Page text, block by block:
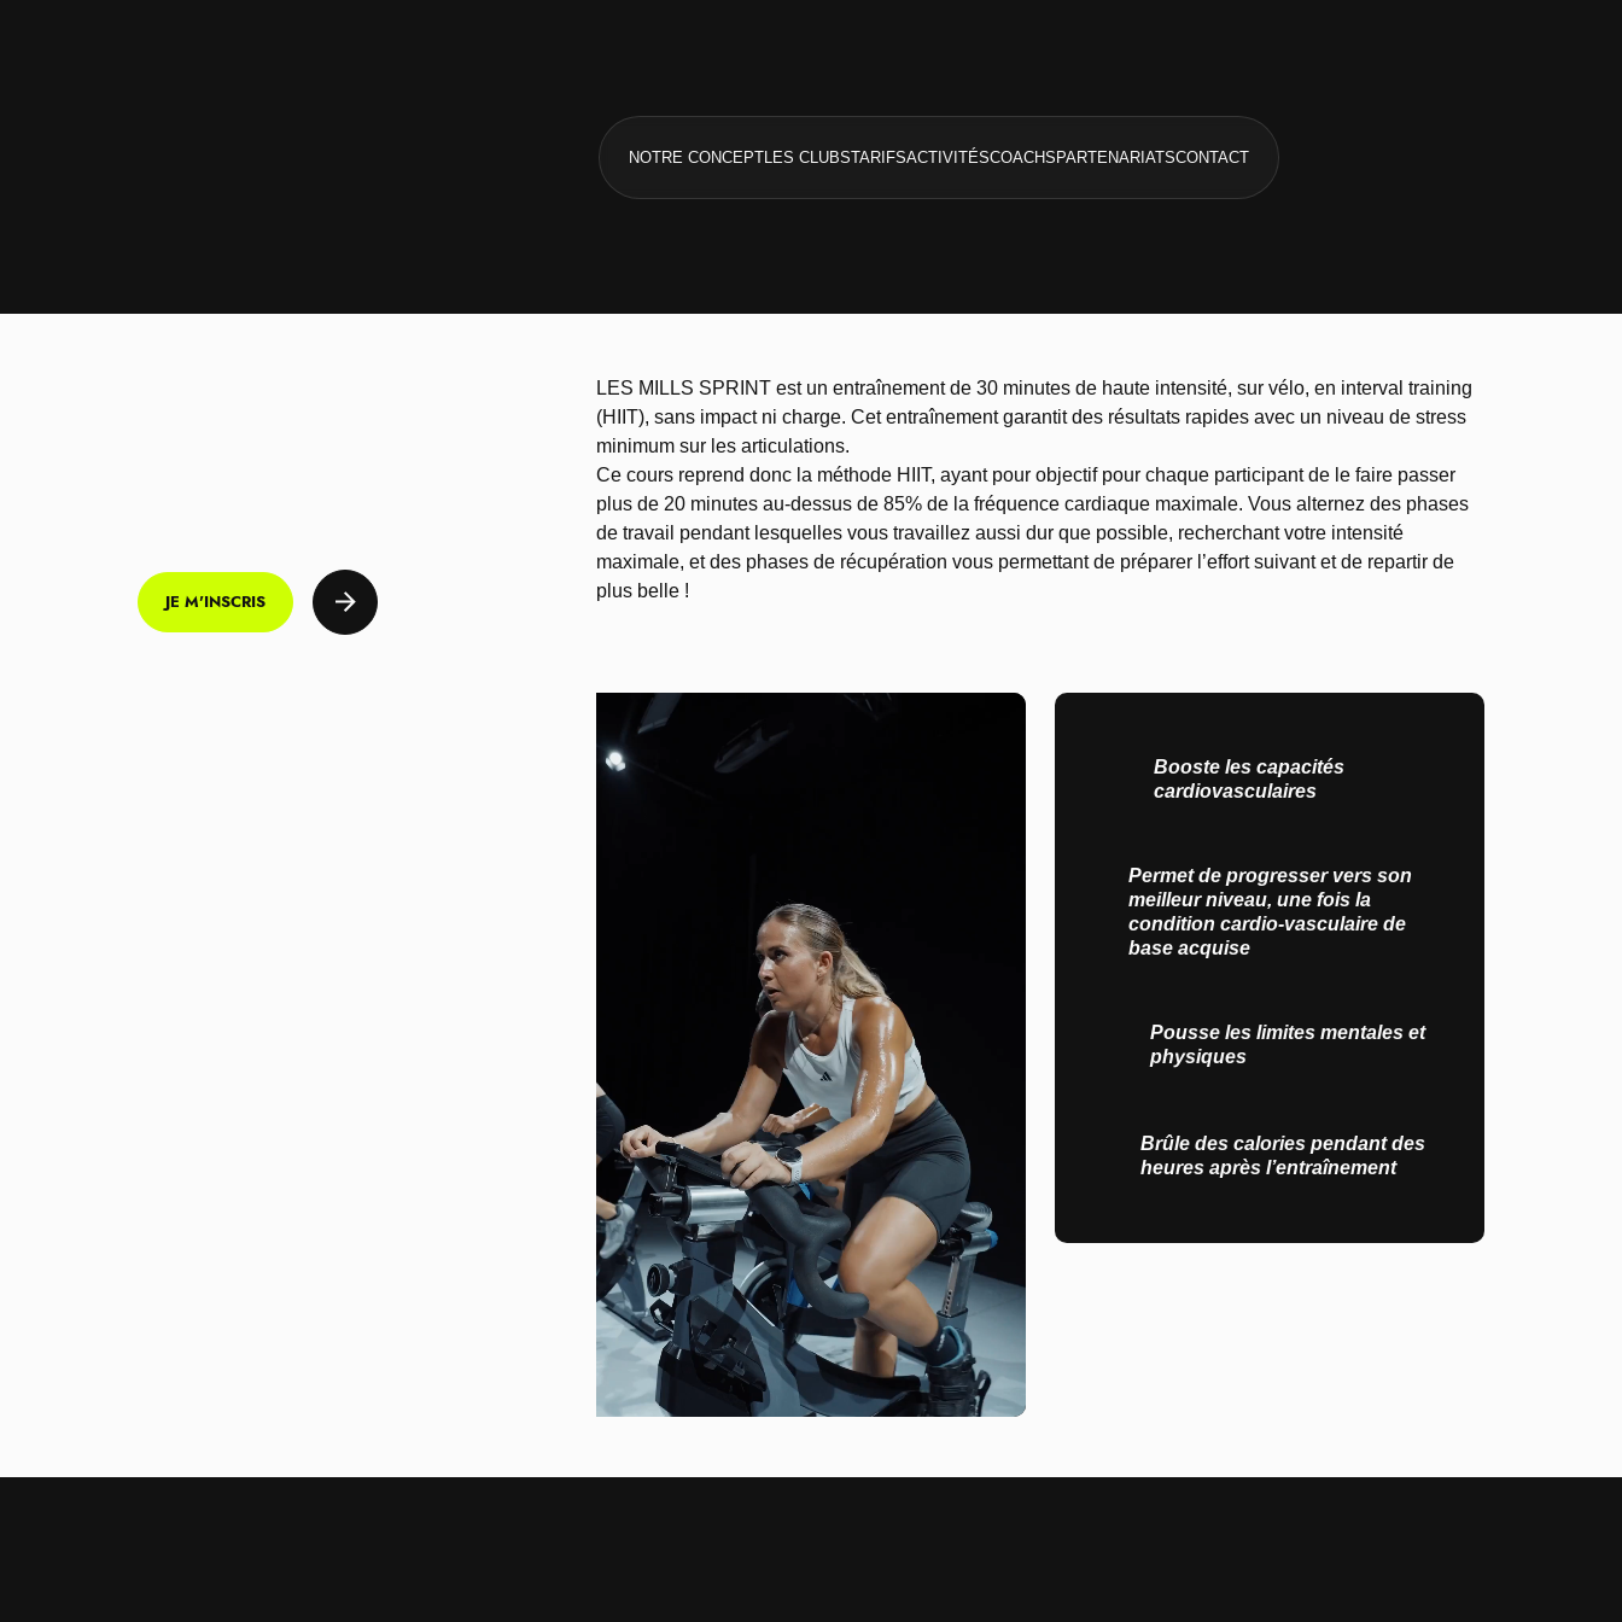
NOTRE CONCEPTLES CLUBSTARIFSACTIVITÉSCOACHSPARTENARIATSCONTACT
JE M'INSCRIS
LES MILLS SPRINT est un entraînement de 30 minutes de haute intensité, sur vélo, en interval training
(HIIT), sans impact ni charge. Cet entraînement garantit des résultats rapides avec un niveau de stress
minimum sur les articulations.
Ce cours reprend donc la méthode HIIT, ayant pour objectif pour chaque participant de le faire passer
plus de 20 minutes au-dessus de 85% de la fréquence cardiaque maximale. Vous alternez des phases
de travail pendant lesquelles vous travaillez aussi dur que possible, recherchant votre intensité
maximale, et des phases de récupération vous permettant de préparer l’effort suivant et de repartir de
plus belle !
Booste les capacités
cardiovasculaires
Permet de progresser vers son
meilleur niveau, une fois la
condition cardio-vasculaire de
base acquise
Pousse les limites mentales et
physiques
Brûle des calories pendant des
heures après l’entraînement